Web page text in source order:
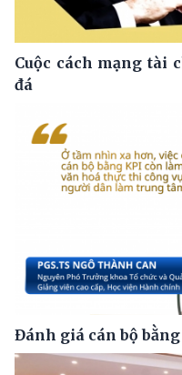
Cuộc cách mạng tài
đá
Đánh giá cán bộ